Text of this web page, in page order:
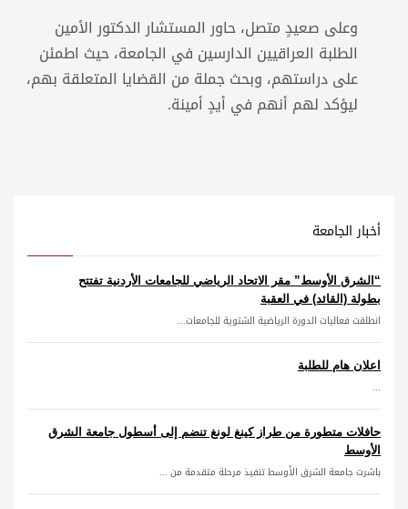
وعلى صعيدٍ متصل، حاور المستشار الدكتور الأمين
الطلبة العراقيين الدارسين في الجامعة، حيث اطمئن
على دراستهم، وبحث جملة من القضايا المتعلقة بهم،
ليؤكد لهم أنهم في أيدٍ أمينة.
أخبار الجامعة
“الشرق الأوسط” مقر الاتحاد الرياضي للجامعات الأردنية تفتتح
بطولة (القائد) في العقبة
انطلقت فعاليات الدورة الرياضية الشتوية للجامعات...
اعلان هام للطلبة
...
حافلات متطورة من طراز كينغ لونغ تنضم إلى أسطول جامعة الشرق
الأوسط
باشرت جامعة الشرق الأوسط تنفيذ مرحلة متقدمة من ...